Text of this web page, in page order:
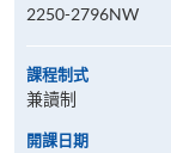
2250-2796NW
課程制式
兼讀制
開課日期